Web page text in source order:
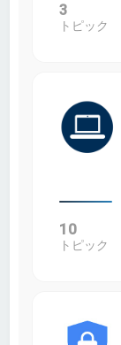
3
トピック
10
トピック